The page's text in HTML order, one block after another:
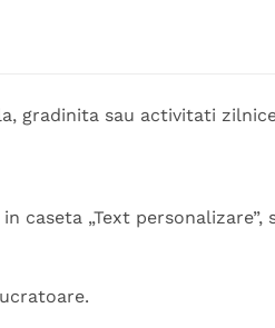
gradinita sau activitati
caseta „Text